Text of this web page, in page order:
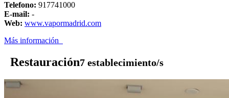
Telefono: 917741000
E-mail: -
Web: www.vapormadrid.com
Más información
Restauración7 establecimiento/s